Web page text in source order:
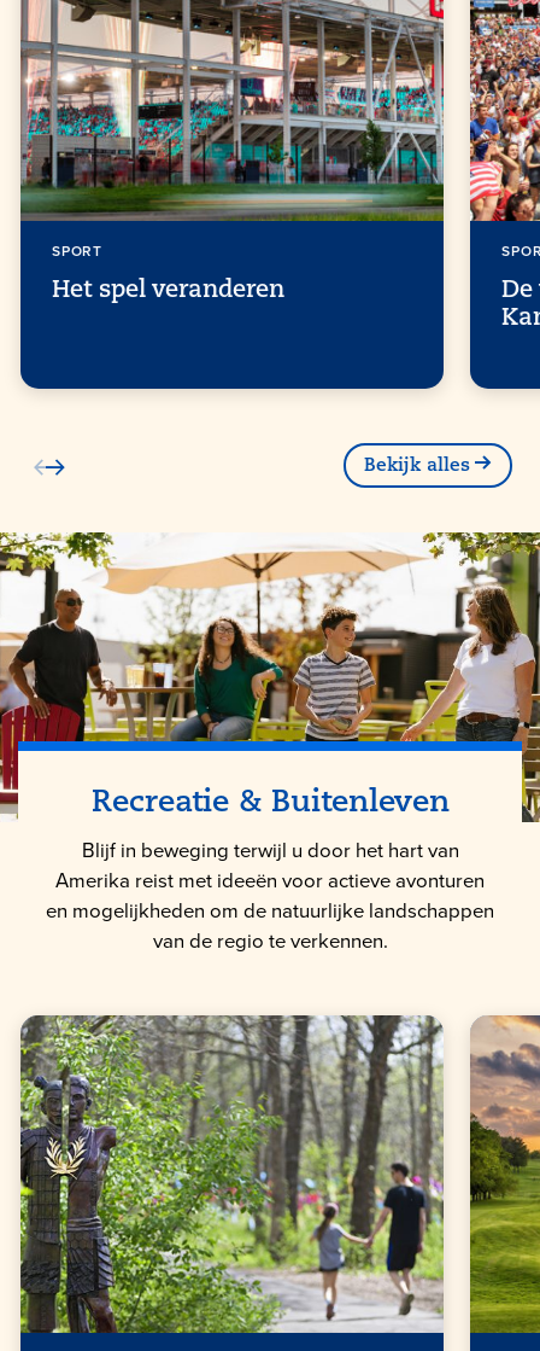
SPORT
Het spel veranderen
De
Bekijk alles
Recreatie & Buitenleven
Blijf in beweging terwijl u door het hart van
Amerika reist met ideeën voor actieve avonturen
en mogelijkheden om de natuurlijke landschappen
van de regio te verkennen.